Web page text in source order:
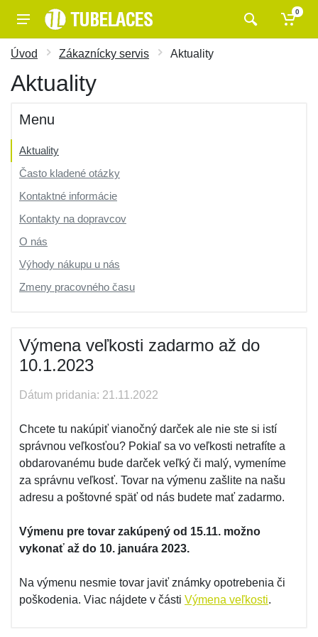
0
Úvod Zákaznícky servis Aktuality
Aktuality
Menu
Aktuality
Často kladené otázky
Kontaktné informácie
Kontakty na dopravcov
O nás
Výhody nákupu u nás
Zmeny pracovného času
Výmena veľkosti zadarmo až do
10.1.2023
Dátum pridania: 21.11.2022
Chcete tu nakúpiť vianočný darček ale nie ste si istí
správnou veľkosťou? Pokiaľ sa vo veľkosti netrafíte a
obdarovanému bude darček veľký či malý, vymeníme
za správnu veľkosť. Tovar na výmenu zašlite na našu
adresu a poštovné späť od nás budete mať zadarmo.
Výmenu pre tovar zakúpený od 15.11. možno
vykonať až do 10. januára 2023.
Na výmenu nesmie tovar javiť známky opotrebenia či
poškodenia. Viac nájdete v části Výmena veľkosti.